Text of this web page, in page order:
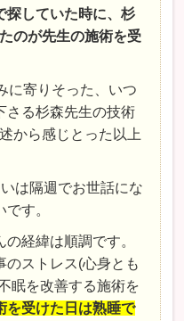
探していた時に、杉
のが先生の施術を受
に寄りそった、いつ
さる杉森先生の技術
から感じとった以上
は隔週でお世話にな
す。
経緯は順調です。
のストレス(心身とも
眠を改善する施術を
を受けた日は熟睡で